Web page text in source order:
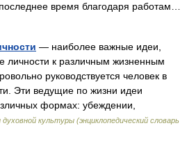
время благодаря работам…
— наиболее важные идеи,
к различным жизненным
руководствуется человек в
Эти ведущие по жизни идеи
формах: убеждении,
культуры (энциклопедический словарь